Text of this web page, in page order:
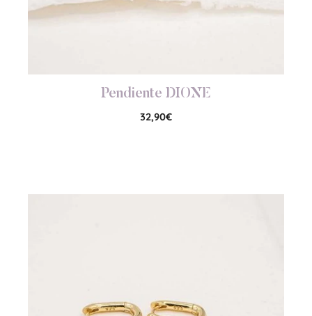
Pendiente DIONE
32,90€